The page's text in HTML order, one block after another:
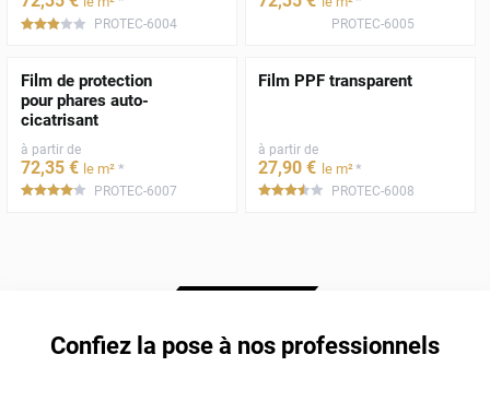
***** PROTEC-6004 PROTEC-6005
Film de protection
pour phares auto-
cicatrisant
à partir de
72,35 € le m² *
*****PROTEC-6007
Film PPF transparent
à partir de
27,90 € le m²*
*****PROTEC-6008
Confiez la pose à nos professionnels